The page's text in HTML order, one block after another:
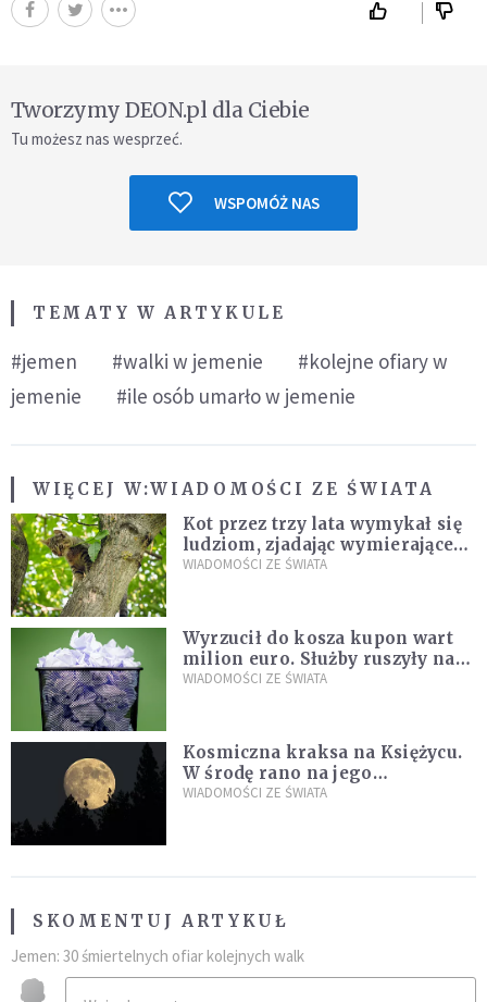
Tworzymy DEON.pl dla Ciebie
Tu możesz nas wesprzeć.
WSPOMÓŻ NAS
TEMATY W ARTYKULE
#jemen #walki w jemenie
#kolejne ofiary w
jemenie
#ile osób umarło w jemenie
WIĘCEJ W:WIADOMOŚCI ZE ŚWIATA
Kot przez trzy lata wymykał się
ludziom, zjadając wymierające
kaczki. W końcu popełnił
WIADOMOŚCI ZE ŚWIATA
Wyrzucił do kosza kupon wart
milion euro. Służby ruszyły na
poszukiwania
WIADOMOŚCI ZE ŚWIATA
Kosmiczna kraksa na Księżycu.
W środę rano na jego
powierzchni dojdzie do
WIADOMOŚCI ZE ŚWIATA
SKOMENTUJ ARTYKUŁ
Jemen: 30 śmiertelnych ofiar kolejnych walk